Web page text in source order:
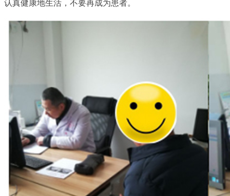
认真健康地生活，不要再成为患者。